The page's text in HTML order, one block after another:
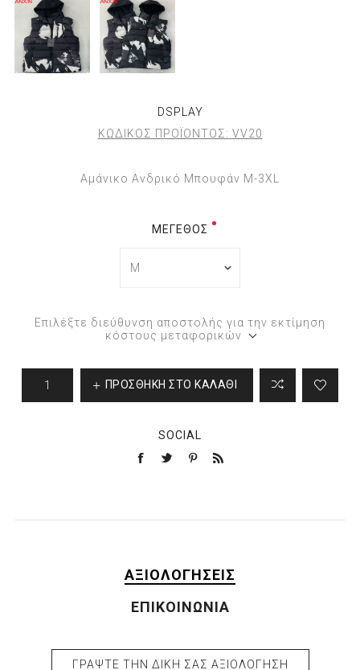
DSPLAY
ΚΩΔΙΚΟΣ ΠΡΟΪΟΝΤΟΣ: VV20
Αμάνικο Ανδρικό Μπουφάν M-3XL
ΜΈΓΕΘΟΣ
Επιλέξτε διεύθυνση αποστολής για την εκτίμηση
κόστους μεταφορικών
ΠΡΟΣΘΉΚΗ ΣΤΟ ΚΑΛΆΘΙ
SOCIAL
ΑΞΙΟΛΟΓΉΣΕΙΣ
ΕΠΙΚΟΙΝΩΝΊΑ
ΓΡΆΨΤΕ ΤΗΝ ΔΙΚΉ ΣΑΣ ΑΞΙΟΛΌΓΗΣΗ